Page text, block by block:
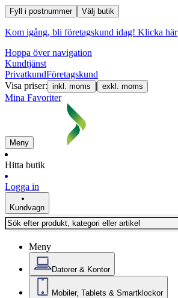
Fyll i postnummer Välj butik
Kom igång, bli företagskund idag! Klicka här
Hoppa över navigation
Kundtjänst
PrivatkundFöretagskund
Visa priser: inkl. moms | exkl. moms
Mina Favoriter
Meny
Hitta butik
Logga in
Kundvagn
Meny
Datorer & Kontor
Mobiler, Tablets & Smartklockor